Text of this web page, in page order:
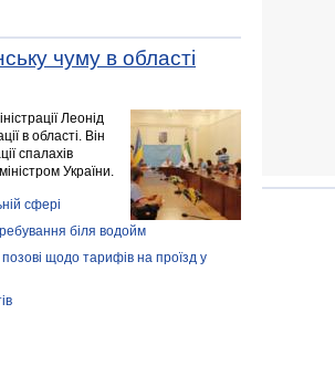
чуму в області
Леонід
в області. Він
спалахів
України.
сфері
біля водойм
щодо тарифів на проїзд у